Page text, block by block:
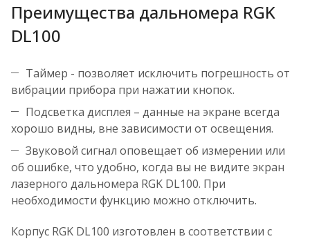
Преимущества дальномера RGK
DL100
Таймер - позволяет исключить погрешность от
вибрации прибора при нажатии кнопок.
Подсветка дисплея – данные на экране всегда
хорошо видны, вне зависимости от освещения.
Звуковой сигнал оповещает об измерении или
об ошибке, что удобно, когда вы не видите экран
лазерного дальномера RGK DL100. При
необходимости функцию можно отключить.
Корпус RGK DL100 изготовлен в соответствии с